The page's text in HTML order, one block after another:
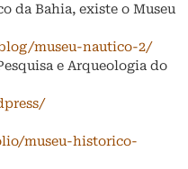
da Bahia, existe o Museu
museu-nautico-2/
e Arqueologia do
museu-historico-